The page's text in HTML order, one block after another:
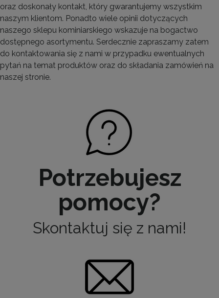
oraz doskonały kontakt, który gwarantujemy wszystkim
naszym klientom. Ponadto wiele opinii dotyczących
naszego sklepu kominiarskiego wskazuje na bogactwo
dostępnego asortymentu. Serdecznie zapraszamy zatem
do kontaktowania się z nami w przypadku ewentualnych
pytań na temat produktów oraz do składania zamówień na
naszej stronie.
Potrzebujesz
pomocy?
Skontaktuj się z nami!